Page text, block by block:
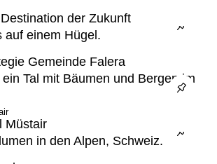
der Zukunft
Gemeinde Falera
Müstair